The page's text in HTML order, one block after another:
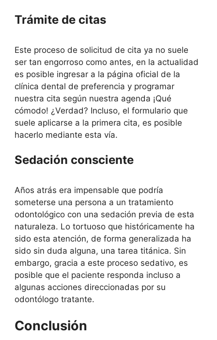
Trámite de citas
Este proceso de solicitud de cita ya no suele
ser tan engorroso como antes, en la actualidad
es posible ingresar a la página oficial de la
clínica dental de preferencia y programar
nuestra cita según nuestra agenda ¡Qué
cómodo! ¿Verdad? Incluso, el formulario que
suele aplicarse a la primera cita, es posible
hacerlo mediante esta vía.
Sedación consciente
Años atrás era impensable que podría
someterse una persona a un tratamiento
odontológico con una sedación previa de esta
naturaleza. Lo tortuoso que históricamente ha
sido esta atención, de forma generalizada ha
sido sin duda alguna, una tarea titánica. Sin
embargo, gracia a este proceso sedativo, es
posible que el paciente responda incluso a
algunas acciones direccionadas por su
odontólogo tratante.
Conclusión